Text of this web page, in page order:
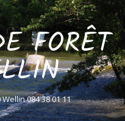
FORÊT
084 38 01 11